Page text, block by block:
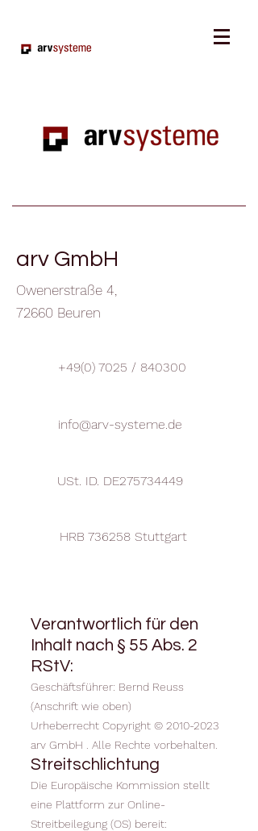
arv GmbH
Owenerstraße 4,
72660 Beuren
+49(0) 7025 / 840300
info@arv-systeme.de
USt. ID. DE275734449
HRB 736258 Stuttgart
Verantwortlich für den
Inhalt nach § 55 Abs. 2
RStV:
Geschäftsführer: Bernd Reuss
(Anschrift wie oben)
Urheberrecht Copyright © 2010-2023
arv GmbH . Alle Rechte vorbehalten.
Streitschlichtung
Die Europäische Kommission stellt
eine Plattform zur Online-
Streitbeilegung (OS) bereit: